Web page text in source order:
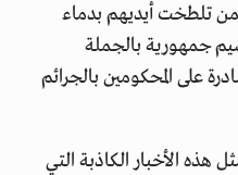
تلطخت أيديهم بدماء
جمهورية بالجملة
على المحكومين بالجرائم
هذه الأخبار الكاذبة التي